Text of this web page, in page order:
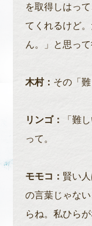
を取得しはっ
てくれるけど
ん。」と思って
木村： その「難
リンゴ：
「難
って。
モモコ： 賢い
の言葉じゃな
らね。私ひら